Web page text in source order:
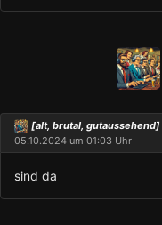
[alt, brutal, gutaussehend]
05.10.2024 um 01:03 Uhr
sind da